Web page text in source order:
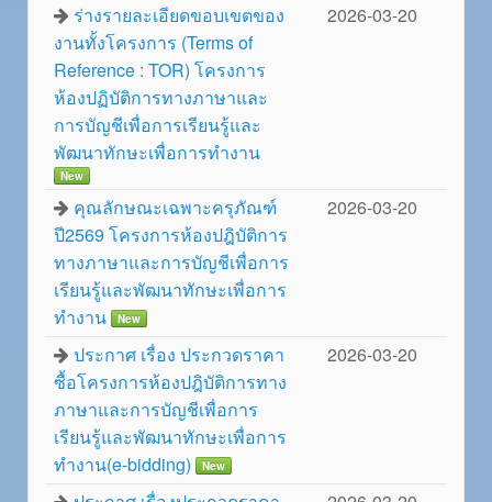
ร่างรายละเอียดขอบเขตของ
งานทั้งโครงการ (Terms of
Reference : TOR) โครงการ
ห้องปฏิบัติการทางภาษาและ
การบัญชีเพื่อการเรียนรู้และ
พัฒนาทักษะเพื่อการทำงาน
New
2026-03-20
คุณลักษณะเฉพาะครุภัณฑ์
ปี2569 โครงการห้องปฎิบัติการ
ทางภาษาและการบัญชีเพื่อการ
เรียนรู้และพัฒนาทักษะเพื่อการ
ทำงาน
New
2026-03-20
ประกาศ เรื่อง ประกวดราคา
ซื้อโครงการห้องปฎิบัติการทาง
ภาษาและการบัญชีเพื่อการ
เรียนรู้และพัฒนาทักษะเพื่อการ
ทำงาน(e-bidding)
New
2026-03-20